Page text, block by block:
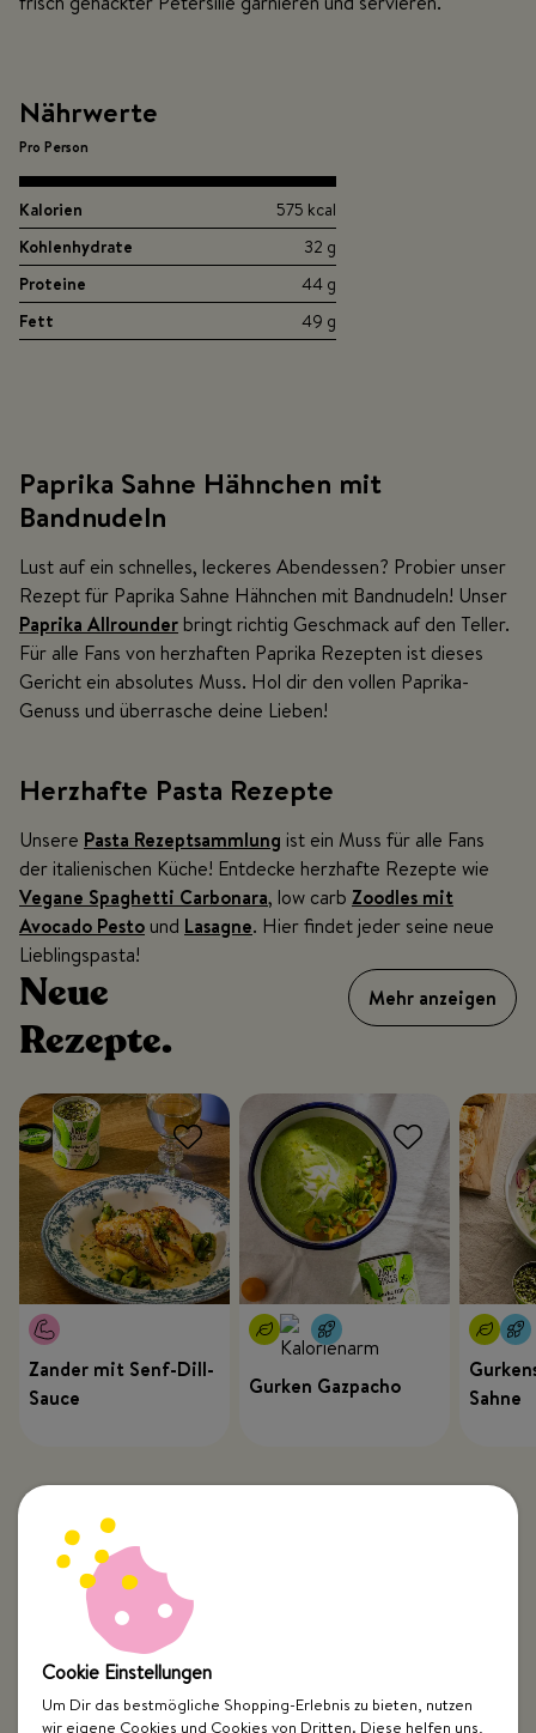
Nährwerte
Pro Person
Kalorien
575 kcal
Kohlenhydrate
32 g
Proteine
44 g
Fett
49 g
Paprika Sahne Hähnchen mit
Bandnudeln
Lust auf ein schnelles, leckeres Abendessen? Probier unser
Rezept für Paprika Sahne Hähnchen mit Bandnudeln! Unser
Paprika Allrounder bringt richtig Geschmack auf den Teller.
Für alle Fans von herzhaften Paprika Rezepten ist dieses
Gericht ein absolutes Muss. Hol dir den vollen Paprika-
Genuss und überrasche deine Lieben!
Herzhafte Pasta Rezepte
Unsere Pasta Rezeptsammlung ist ein Muss für alle Fans
der italienischen Küche! Entdecke herzhafte Rezepte wie
Vegane Spaghetti Carbonara, low carb Zoodles mit
Avocado Pesto und Lasagne. Hier findet jeder seine neue
Lieblingspasta!
Neue
Rezepte.
Mehr anzeigen
Zander mit Senf-Dill-
Sauce
Gurken Gazpacho
Sahne
Cookie Einstellungen
Um Dir das bestmögliche Shopping-Erlebnis zu bieten, nutzen
wir eigene Cookies und Cookies von Dritten. Diese helfen uns,